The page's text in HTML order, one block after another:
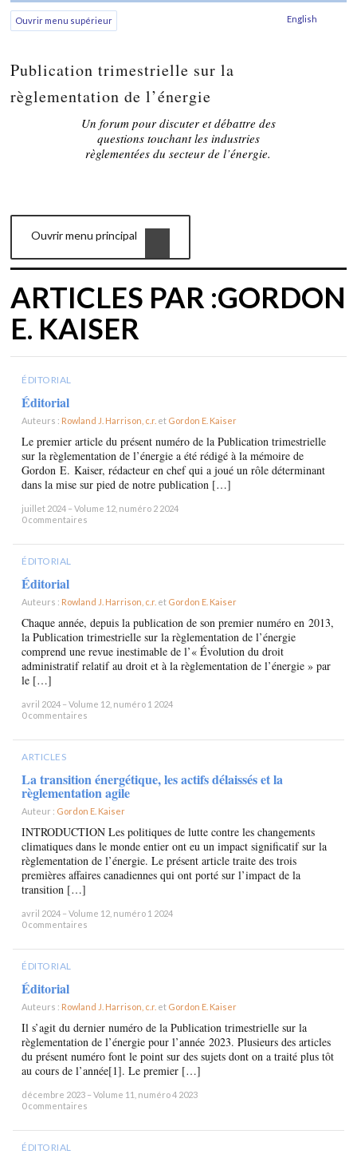
English
Ouvrir menu supérieur
Publication trimestrielle sur la
règlementation de l’énergie
Un forum pour discuter et débattre des
questions touchant les industries
règlementées du secteur de l’énergie.
Ouvrir menu principal
ARTICLES PAR :GORDON
E. KAISER
ÉDITORIAL
Éditorial
Auteurs : Rowland J. Harrison, c.r. et Gordon E. Kaiser
Le premier article du présent numéro de la Publication trimestrielle
sur la règlementation de l’énergie a été rédigé à la mémoire de
Gordon E. Kaiser, rédacteur en chef qui a joué un rôle déterminant
dans la mise sur pied de notre publication […]
juillet 2024 – Volume 12, numéro 2 2024
0 commentaires
ÉDITORIAL
Éditorial
Auteurs : Rowland J. Harrison, c.r. et Gordon E. Kaiser
Chaque année, depuis la publication de son premier numéro en 2013,
la Publication trimestrielle sur la règlementation de l’énergie
comprend une revue inestimable de l’« Évolution du droit
administratif relatif au droit et à la règlementation de l’énergie » par
le […]
avril 2024 – Volume 12, numéro 1 2024
0 commentaires
ARTICLES
La transition énergétique, les actifs délaissés et la
règlementation agile
Auteur : Gordon E. Kaiser
INTRODUCTION Les politiques de lutte contre les changements
climatiques dans le monde entier ont eu un impact significatif sur la
règlementation de l’énergie. Le présent article traite des trois
premières affaires canadiennes qui ont porté sur l’impact de la
transition […]
avril 2024 – Volume 12, numéro 1 2024
0 commentaires
ÉDITORIAL
Éditorial
Auteurs : Rowland J. Harrison, c.r. et Gordon E. Kaiser
Il s’agit du dernier numéro de la Publication trimestrielle sur la
règlementation de l’énergie pour l’année 2023. Plusieurs des articles
du présent numéro font le point sur des sujets dont on a traité plus tôt
au cours de l’année[1]. Le premier […]
décembre 2023 – Volume 11, numéro 4 2023
0 commentaires
ÉDITORIAL